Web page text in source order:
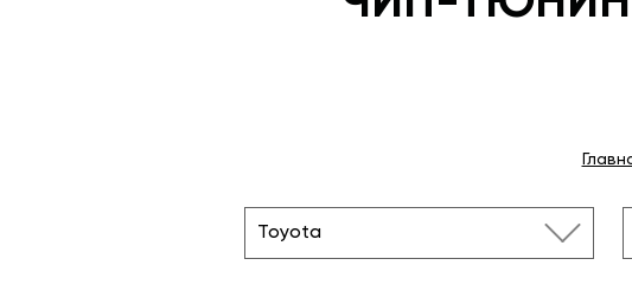
Toyota